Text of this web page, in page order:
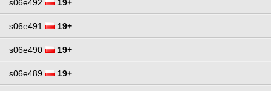
s06e492 19+
s06e491 19+
s06e490 19+
s06e489 19+